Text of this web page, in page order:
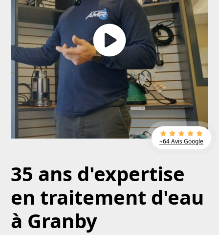
35 ans d'expertise
en traitement d'eau
à Granby
+64 Avis Google